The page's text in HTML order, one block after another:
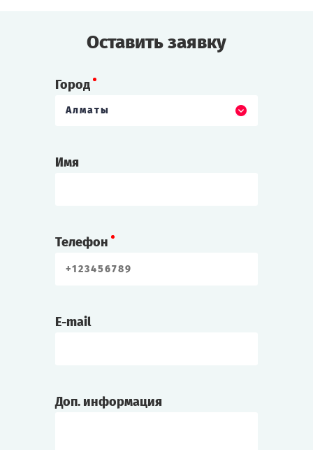
Оставить заявку
Город
Алматы
Имя
Телефон
E-mail
Доп. информация